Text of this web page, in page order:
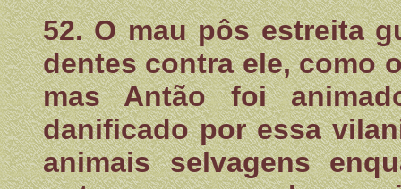
52. O mau pôs estreita
dentes contra ele, como
mas Antão foi
danificado por essa
animais selvagens